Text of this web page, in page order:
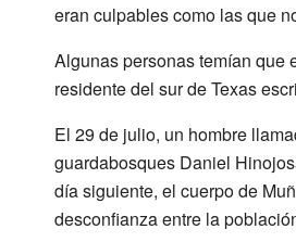
eran culpables como las que
Algunas personas temían que
residente del sur de Texas
El 29 de julio, un hombre
guardabosques Daniel
día siguiente, el cuerpo de
desconfianza entre la